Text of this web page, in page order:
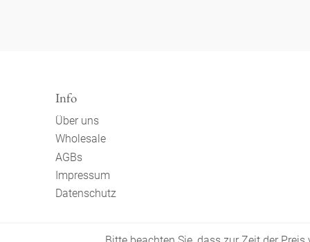
Info
Über uns
Wholesale
AGBs
Impressum
Datenschutz